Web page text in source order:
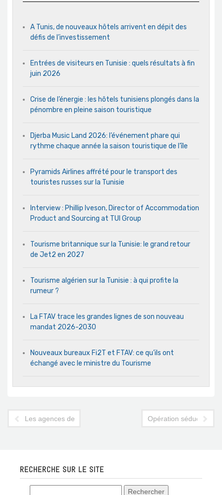
A Tunis, de nouveaux hôtels arrivent en dépit des
défis de l’investissement
Entrées de visiteurs en Tunisie : quels résultats à fin
juin 2026
Crise de l’énergie : les hôtels tunisiens plongés dans la
pénombre en pleine saison touristique
Djerba Music Land 2026: l’événement phare qui
rythme chaque année la saison touristique de l’île
Pyramids Airlines affrété pour le transport des
touristes russes sur la Tunisie
Interview : Phillip Iveson, Director of Accommodation
Product and Sourcing at TUI Group
Tourisme britannique sur la Tunisie: le grand retour
de Jet2 en 2027
Tourisme algérien sur la Tunisie : à qui profite la
rumeur ?
La FTAV trace les grandes lignes de son nouveau
mandat 2026-2030
Nouveaux bureaux Fi2T et FTAV: ce qu’ils ont
échangé avec le ministre du Tourisme
Les agences de voyages billettistes en Tunisie démunies face
Opération séduction
RECHERCHE SUR LE SITE